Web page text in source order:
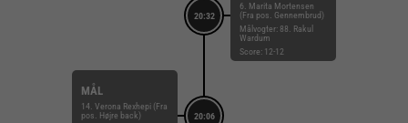
20:32
6. Marita Mortensen
(Fra pos. Gennembrud)
Målvogter: 88. Rakul
Wardum
Score: 12-12
20:06
MÅL
14. Verona Rexhepi (Fra
pos. Højre back)